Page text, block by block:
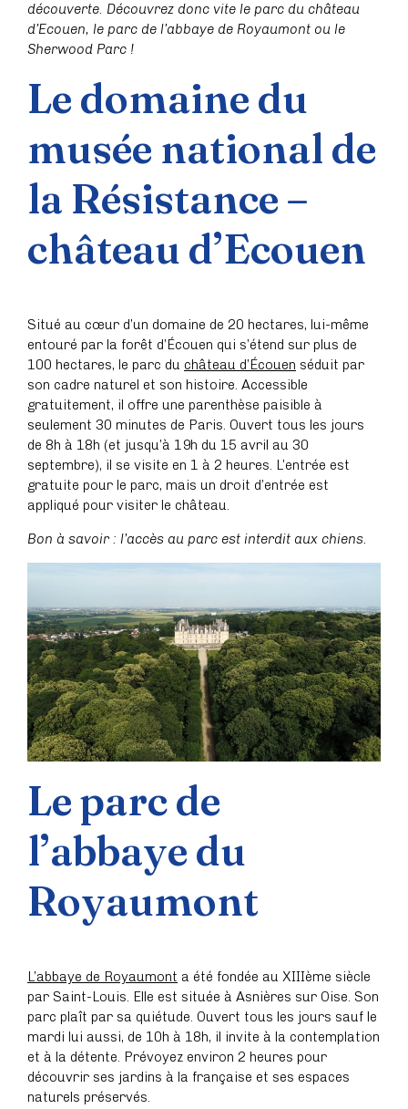
découverte. Découvrez donc vite le parc du château
d’Ecouen, le parc de l’abbaye de Royaumont ou le
Sherwood Parc !
Le domaine du
musée national de
la Résistance –
château d’Ecouen
Situé au cœur d’un domaine de 20 hectares, lui-même
entouré par la forêt d’Écouen qui s’étend sur plus de
100 hectares, le parc du château d’Écouen séduit par
son cadre naturel et son histoire. Accessible
gratuitement, il offre une parenthèse paisible à
seulement 30 minutes de Paris. Ouvert tous les jours
de 8h à 18h (et jusqu’à 19h du 15 avril au 30
septembre), il se visite en 1 à 2 heures. L’entrée est
gratuite pour le parc, mais un droit d’entrée est
appliqué pour visiter le château.
Bon à savoir : l’accès au parc est interdit aux chiens.
Le parc de
l’abbaye du
Royaumont
L’abbaye de Royaumont a été fondée au XIIIème siècle
par Saint-Louis. Elle est située à Asnières sur Oise. Son
parc plaît par sa quiétude. Ouvert tous les jours sauf le
mardi lui aussi, de 10h à 18h, il invite à la contemplation
et à la détente. Prévoyez environ 2 heures pour
découvrir ses jardins à la française et ses espaces
naturels préservés.